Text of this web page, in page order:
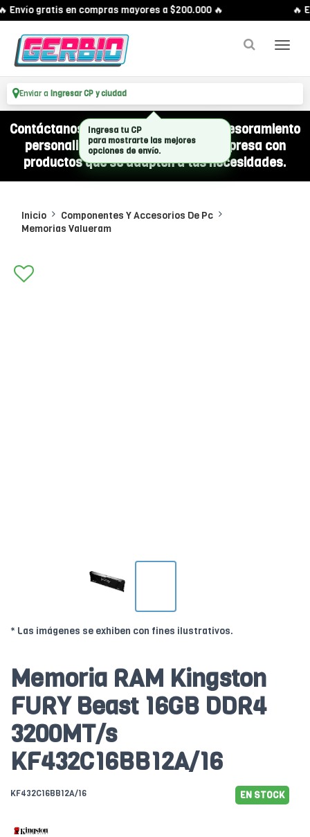
Envío gratis en compras mayores a $200.000 🔥 🔥
Enviar a Ingresar CP y ciudad
Contáctanos por WhatsApp y recibí asesoramiento
personalizado para equipar a tu empresa con
productos que se adapten a tus necesidades.
Inicio
Componentes Y Accesorios De Pc
Memorias Valueram
* Las imágenes se exhiben con fines ilustrativos.
Memoria RAM Kingston
FURY Beast 16GB DDR4
3200MT/s
KF432C16BB12A/16
KF432C16BB12A/16 EN STOCK